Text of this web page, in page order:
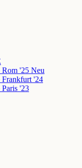
Rom '25 Neu
Frankfurt '24
'23